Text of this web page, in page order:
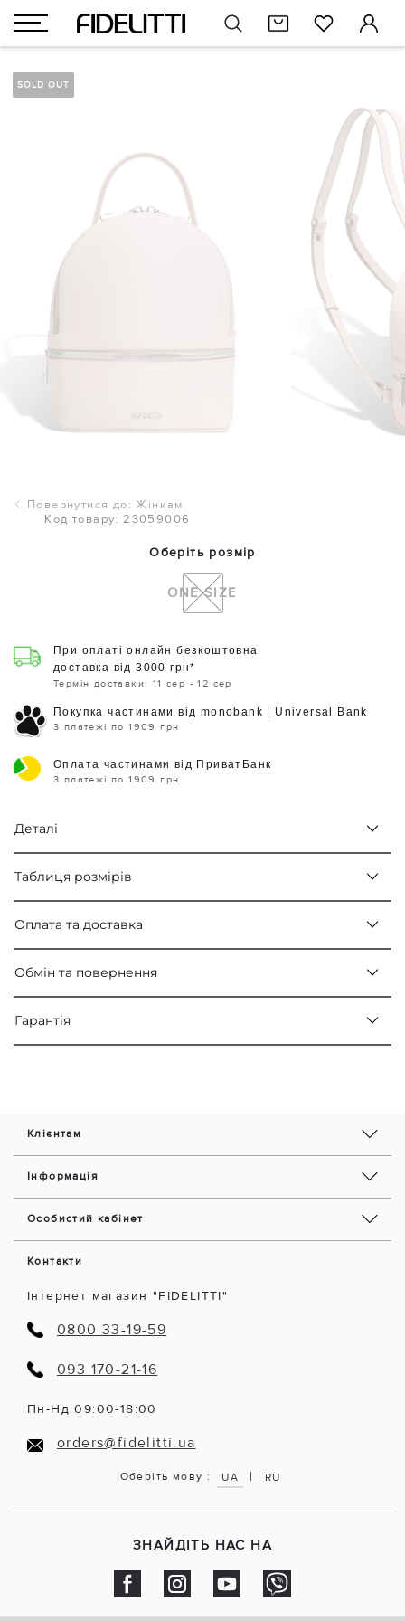
SOLD OUT
Повернутися до: Жінкам
Код товару: 23059006
Оберіть розмір
ONE SIZE
При оплаті онлайн безкоштовна
доставка від 3000 грн*
Термін доставки: 11 сер - 12 сер
Покупка частинами від monobank | Universal Bank
3 платежі по 1909 грн
Оплата частинами від ПриватБанк
3 платежі по 1909 грн
Деталі
Таблиця розмірів
Оплата та доставка
Обмін та повернення
Гарантія
Клієнтам
Інформація
Особистий кабінет
Контакти
Інтернет магазин "FIDELITTI"
0800 33-19-59
093 170-21-16
Пн-Нд 09:00-18:00
orders@fidelitti.ua
Оберіть мову : UA | RU
ЗНАЙДІТЬ НАС НА